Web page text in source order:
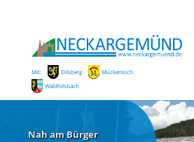
Mit: Dilsberg
Mückenloch
Waldhilsbach
Nah am Bürger